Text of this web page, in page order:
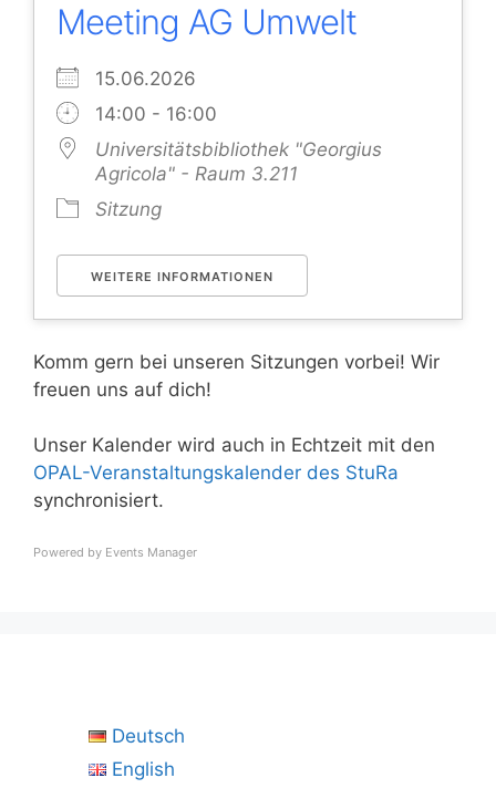
Meeting AG Umwelt
15.06.2026
14:00 - 16:00
Universitätsbibliothek "Georgius
Agricola" - Raum 3.211
Sitzung
WEITERE INFORMATIONEN
Komm gern bei unseren Sitzungen vorbei! Wir
freuen uns auf dich!
Unser Kalender wird auch in Echtzeit mit den
OPAL-Veranstaltungskalender des StuRa
synchronisiert.
Powered by Events Manager
Deutsch
English